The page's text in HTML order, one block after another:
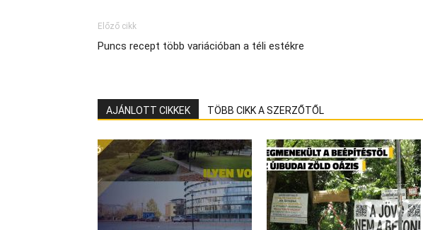
Előző cikk
Puncs recept több variációban a téli estékre
AJÁNLOTT CIKKEK TÖBB CIKK A SZERZŐTŐL